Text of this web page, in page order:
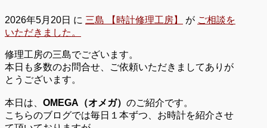
2026年5月20日 に 三島 【時計修理工房】 が ご相談を
いただきました。
修理工房の三島でございます。
本日も多数のお問合せ、ご依頼いただきましてありが
とうございます。
本日は、 OMEGA（オメガ） のご紹介です。
こちらのブログでは毎日１本ずつ、お時計を紹介させ